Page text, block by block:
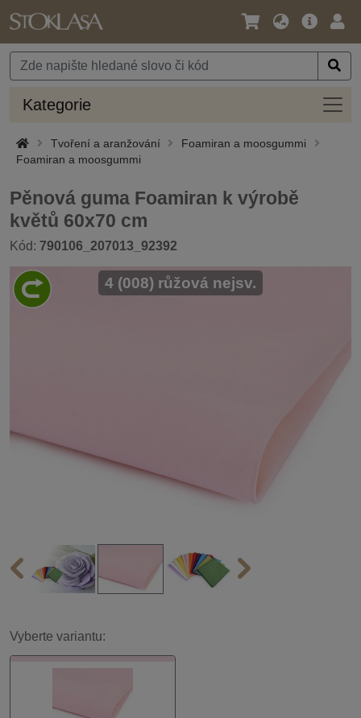
Jazyk
Měna
Hlavní
Kategorie
Tvoření a aranžování
Foamiran a moosgummi
Foamiran a moosgummi
Pěnová guma Foamiran k výrobě
květů 60x70 cm
Kód: 790106_207013_92392
4 (008) růžová nejsv.
Vyberte variantu: